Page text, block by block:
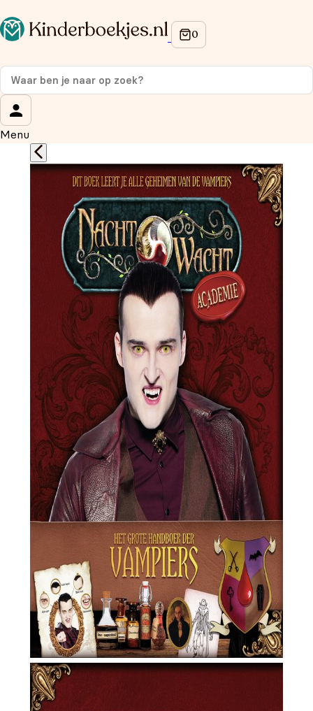
Menu
Op de hoogte blijven van onze acties?
Meld je aan voor onze nieuwsbrief en ontvang
korting
Wat is je voornaam?
Wat is je e-mailadres?*
Aanmelden
We gebruiken je gegevens om contact op te nemen, in
overeenstemming met onsprivacybeleid.